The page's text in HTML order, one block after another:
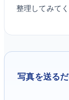
整理してみてく
写真を送る